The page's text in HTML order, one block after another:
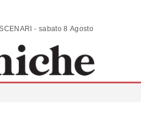
ANALISI | COMMENTI | SCENARI - sabato 8 Agosto 2026